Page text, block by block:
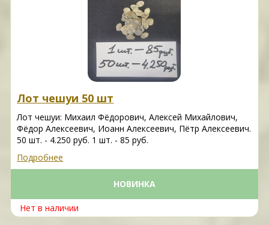
Лот чешуи 50 шт
Лот чешуи: Михаил Фёдорович, Алексей Михайлович,
Фёдор Алексеевич, Иоанн Алексеевич, Пётр Алексеевич.
50 шт. - 4.250 руб. 1 шт. - 85 руб.
Подробнее
НОВИНКА
Нет в наличии